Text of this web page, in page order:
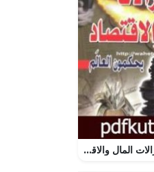
تحميل كتاب جنرالات المال والاقتصاد يحكمون العالم PDF تأليف منصور عبد الحكيم مجانا [كامل]